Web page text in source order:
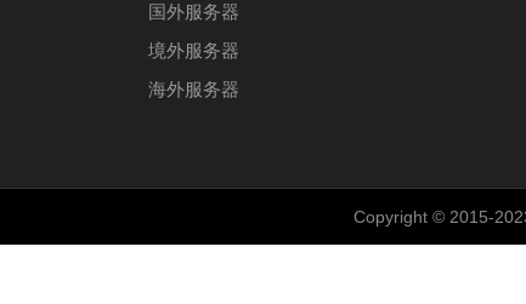
国外服务器
境外服务器
海外服务器
Copyright © 2015-